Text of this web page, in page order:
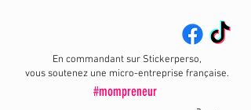
En commandant sur Stickerperso,
vous soutenez une micro-entreprise française.
#mompreneur